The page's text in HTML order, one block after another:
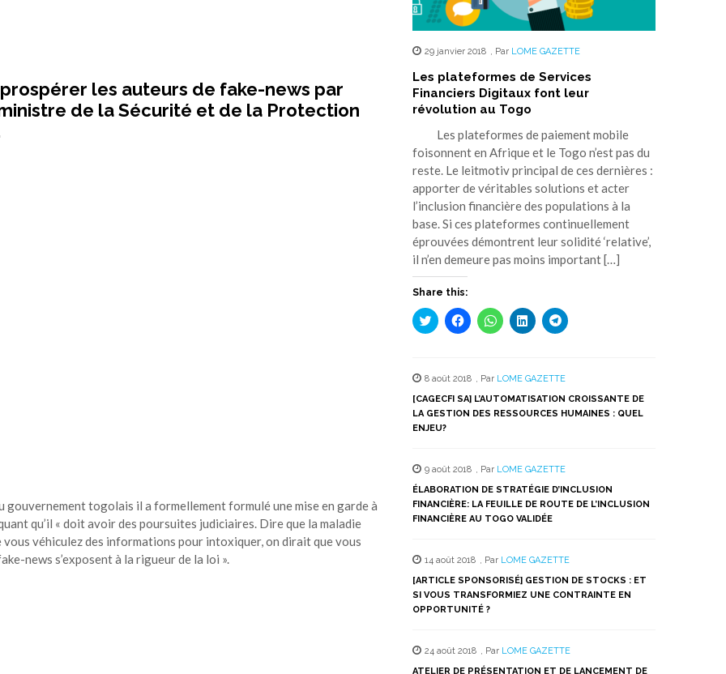
les auteurs de fake-news par
de la Sécurité et de la Protection
gouvernement togolais il a formellement formulé une mise en garde à
qu’il « doit avoir des poursuites judiciaires. Dire que la maladie
vous véhiculez des informations pour intoxiquer, on dirait que vous
news s’exposent à la rigueur de la loi ».
29 janvier 2018 , Par LOME GAZETTE
Les plateformes de Services
Financiers Digitaux font leur
révolution au Togo
Les plateformes de paiement mobile
foisonnent en Afrique et le Togo n’est pas du
reste. Le leitmotiv principal de ces dernières :
apporter de véritables solutions et acter
l’inclusion financière des populations à la
base. Si ces plateformes continuellement
éprouvées démontrent leur solidité ‘relative’,
il n’en demeure pas moins important […]
Share this:
Cliquez
pour
une
nouvelle
fenêtre)
Cliquez
pour
une
nouvelle
fenêtre)
Cliquez
pour
une
nouvelle
fenêtre)
Cliquez
pour
une
nouvelle
fenêtre)
Cliquez
pour
une
nouvelle
fenêtre)
8 août 2018 , Par LOME GAZETTE
[CAGECFI SA] L’AUTOMATISATION CROISSANTE DE
LA GESTION DES RESSOURCES HUMAINES : QUEL
ENJEU?
9 août 2018 , Par LOME GAZETTE
ÉLABORATION DE STRATÉGIE D’INCLUSION
FINANCIÈRE: LA FEUILLE DE ROUTE DE L’INCLUSION
FINANCIÈRE AU TOGO VALIDÉE
14 août 2018 , Par LOME GAZETTE
[ARTICLE SPONSORISÉ] GESTION DE STOCKS : ET
SI VOUS TRANSFORMIEZ UNE CONTRAINTE EN
OPPORTUNITÉ ?
24 août 2018 , Par LOME GAZETTE
ATELIER DE PRÉSENTATION ET DE LANCEMENT DE